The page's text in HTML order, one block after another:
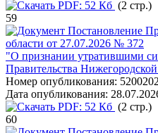
PDF: 52 Кб (2 стр.)
59
Постановление
области от 27.07.2026 № 372
"О признании утратившими
Правительства
Номер опубликования:
Дата опубликования:
PDF: 52 Кб (2 стр.)
60